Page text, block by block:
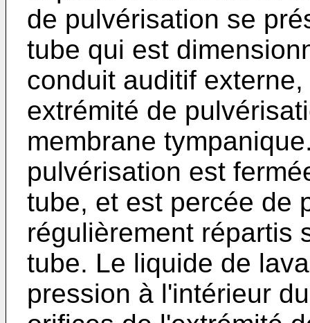
de pulvérisation se
tube qui est
conduit auditif
extrémité de
membrane
pulvérisation est
tube, et est percée de
régulièrement répartis
tube. Le liquide de
pression à l'intérieur